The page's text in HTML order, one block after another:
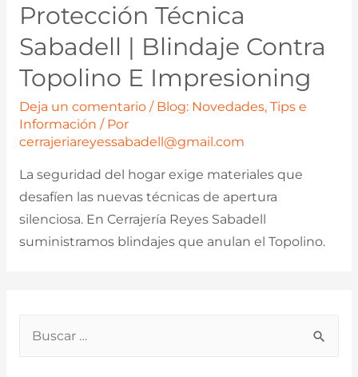
Protección Técnica
Sabadell | Blindaje Contra
Topolino E Impresioning
Deja un comentario / Blog: Novedades, Tips e
Información / Por
cerrajeriareyessabadell@gmail.com
La seguridad del hogar exige materiales que
desafíen las nuevas técnicas de apertura
silenciosa. En Cerrajería Reyes Sabadell
suministramos blindajes que anulan el Topolino.